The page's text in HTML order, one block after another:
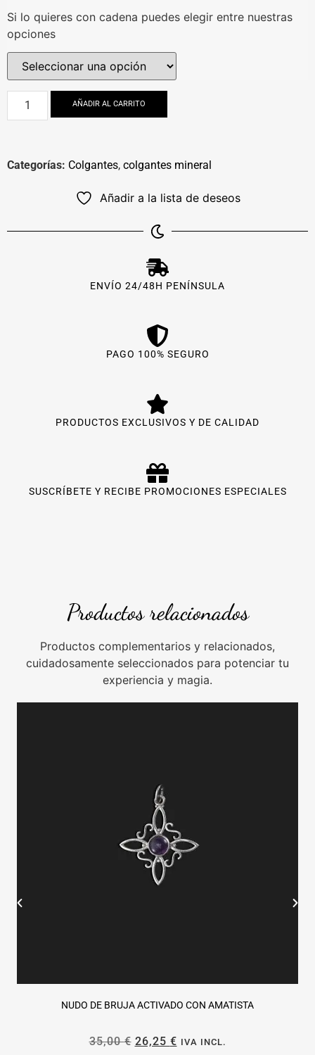
Si lo quieres con cadena puedes elegir entre nuestras
opciones
AÑADIR AL CARRITO
Categorías: Colgantes, colgantes mineral
Añadir a la lista de deseos
ENVÍO 24/48H PENÍNSULA
PAGO 100% SEGURO
PRODUCTOS EXCLUSIVOS Y DE CALIDAD
SUSCRÍBETE Y RECIBE PROMOCIONES ESPECIALES
Productos relacionados
Productos complementarios y relacionados,
cuidadosamente seleccionados para potenciar tu
experiencia y magia.
NUDO DE BRUJA ACTIVADO CON AMATISTA
35,00€ 26,25 € IVA INCL.